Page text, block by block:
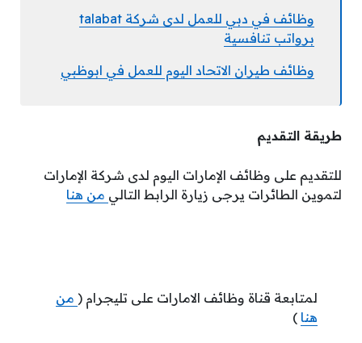
وظائف في دبي للعمل لدى شركة talabat
برواتب تنافسية
وظائف طيران الاتحاد اليوم للعمل في ابوظبي
طريقة التقديم
للتقديم على وظائف الإمارات اليوم لدى شركة الإمارات
لتموين الطائرات يرجى زيارة الرابط التالي من هنا
لمتابعة قناة وظائف الامارات على تليجرام ( من
هنا )